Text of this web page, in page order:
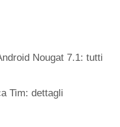
Nougat 7.1: tutti
Tim: dettagli